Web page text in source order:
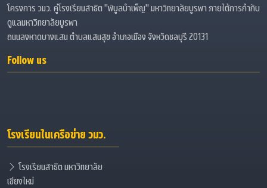
โครงการ วมว. คู่โรงเรียนสาธิต "พิบูลบำเพ็ญ" มหาวิทยาลัยบูรพา ภายใต้การกำกับ
ดูแลมหาวิทยาลัยบูรพา
ถนนลงหาดบางแสน ตำบลแสนสุข อำเภอเมือง จังหวัดชลบุรี 20131
Follow us
โรงเรียนในเครือข่าย วมว.
โรงเรียนสาธิต มหาวิทยาลัย
เชียงใหม่